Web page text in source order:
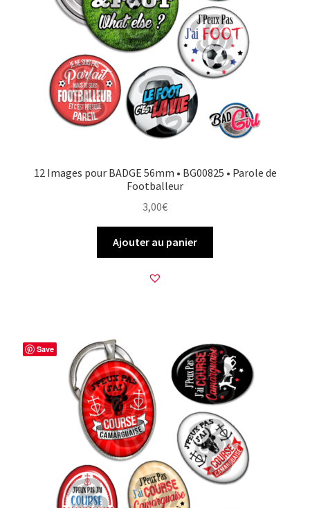
12 Images pour BADGE 56mm • BG00825 • Parole de
Footballeur
3,00€
Ajouter au panier
Save